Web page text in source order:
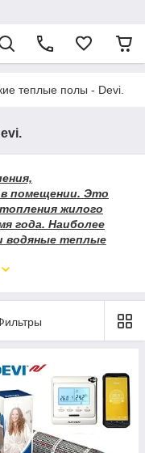
теплые полы - Devi.
помещении. Это
жилого
года. Наиболее
водяные теплые
и регуляторо